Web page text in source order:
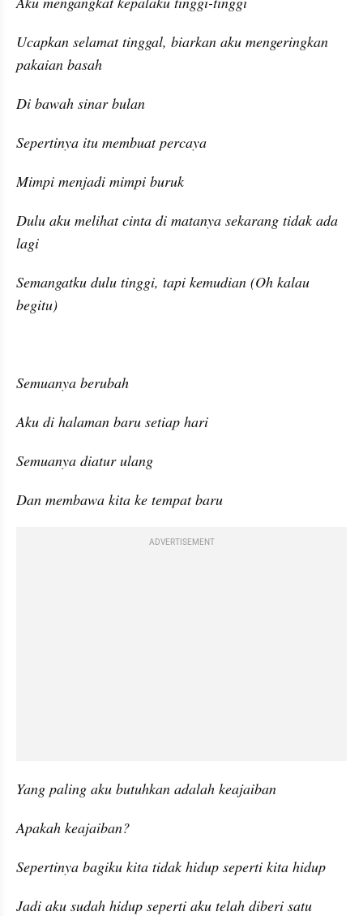
Ucapkan selamat tinggal, biarkan aku mengeringkan
pakaian basah
Di bawah sinar bulan
Sepertinya itu membuat percaya
Mimpi menjadi mimpi buruk
Dulu aku melihat cinta di matanya sekarang tidak ada
lagi
Semangatku dulu tinggi, tapi kemudian (Oh kalau
begitu)
Semuanya berubah
Aku di halaman baru setiap hari
Semuanya diatur ulang
Dan membawa kita ke tempat baru
ADVERTISEMENT
Yang paling aku butuhkan adalah keajaiban
Apakah keajaiban?
Sepertinya bagiku kita tidak hidup seperti kita hidup
Jadi aku sudah hidup seperti aku telah diberi satu